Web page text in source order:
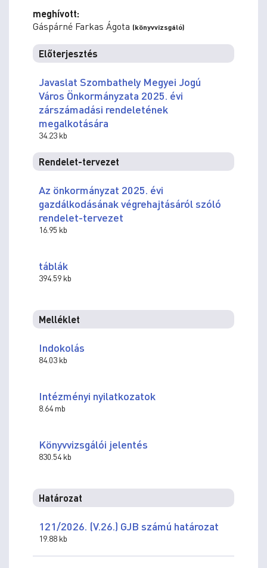
meghívott:
Gáspárné Farkas Ágota (könyvvizsgáló)
Előterjesztés
Javaslat Szombathely Megyei Jogú
Város Önkormányzata 2025. évi
zárszámadási rendeletének
megalkotására
34.23 kb
Rendelet-tervezet
Az önkormányzat 2025. évi
gazdálkodásának végrehajtásáról szóló
rendelet-tervezet
16.95 kb
táblák
394.59 kb
Melléklet
Indokolás
84.03 kb
Intézményi nyilatkozatok
8.64 mb
Könyvvizsgálói jelentés
830.54 kb
Határozat
121/2026. (V.26.) GJB számú határozat
19.88 kb